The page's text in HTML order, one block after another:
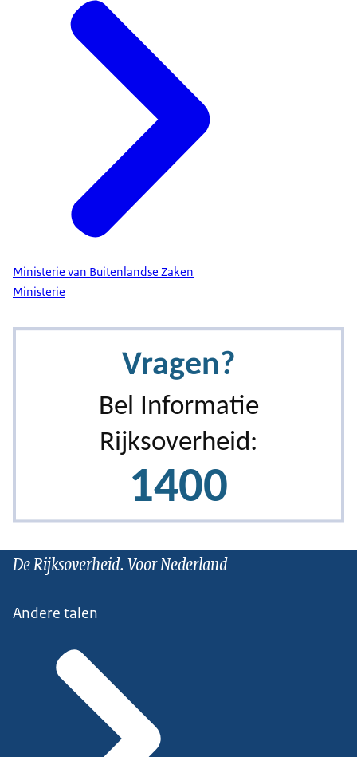
Ministerie van Buitenlandse Zaken
Ministerie
De Rijksoverheid. Voor Nederland
Andere talen